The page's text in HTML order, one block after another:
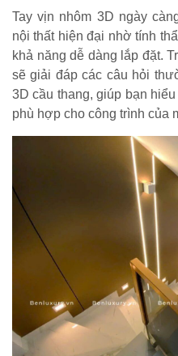
Tay vịn nhôm 3D ngày
nội thất hiện đại nhờ tính
khả năng dễ dàng lắp đặt.
sẽ giải đáp các câu hỏi
3D cầu thang, giúp bạn
phù hợp cho công trình của